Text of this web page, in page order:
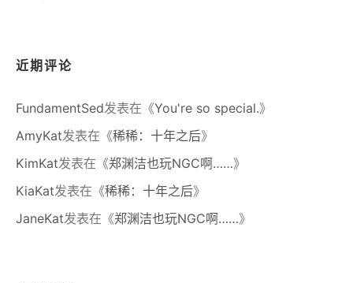
近期评论
FundamentSed发表在《You're so special.》
AmyKat发表在《稀稀：十年之后》
KimKat发表在《郑渊洁也玩NGC啊……》
KiaKat发表在《稀稀：十年之后》
JaneKat发表在《郑渊洁也玩NGC啊……》